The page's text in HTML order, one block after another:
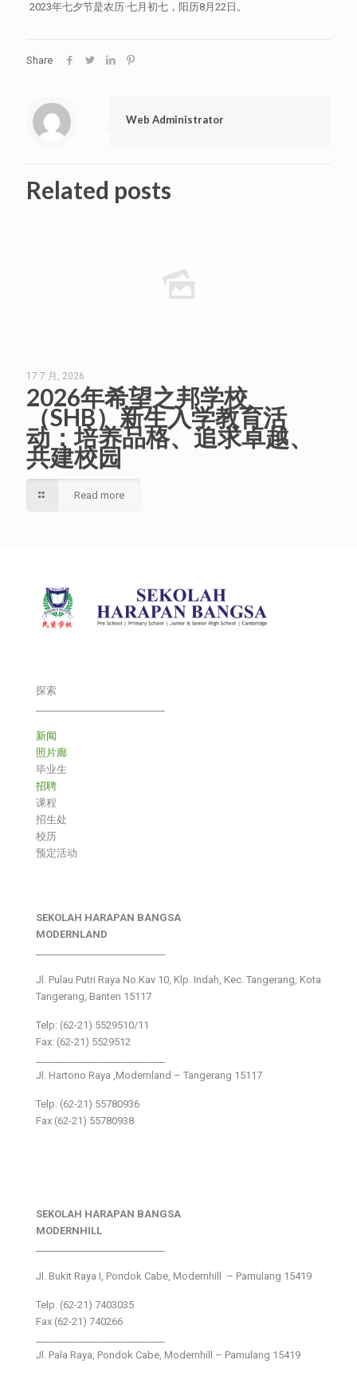
2023年七夕节是农历·七月初七，阳历8月22日。
Share
Web Administrator
Related posts
17 7 月, 2026
2026年希望之邦学校
（SHB）新生入学教育活
动：培养品格、追求卓越、
共建校园
Read more
探索
新闻
照片廊
毕业生
招聘
课程
招生处
校历
预定活动
SEKOLAH HARAPAN BANGSA
MODERNLAND
Jl. Pulau Putri Raya No.Kav 10, Klp. Indah, Kec. Tangerang, Kota
Tangerang, Banten 15117
Telp: (62-21) 5529510/11
Fax: (62-21) 5529512
Jl. Hartono Raya ,Modernland – Tangerang 15117
Telp. (62-21) 55780936
Fax (62-21) 55780938
SEKOLAH HARAPAN BANGSA
MODERNHILL
Jl. Bukit Raya I, Pondok Cabe, Modernhill – Pamulang 15419
Telp. (62-21) 7403035
Fax (62-21) 740266
Jl. Pala Raya, Pondok Cabe, Modernhill – Pamulang 15419